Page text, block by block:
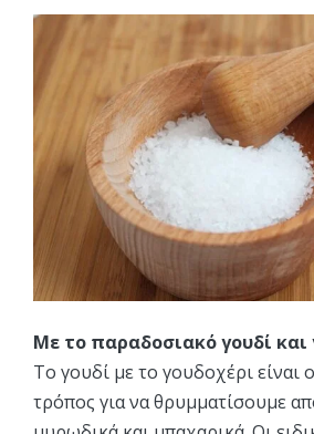
Με το παραδοσιακό γουδί και
Το γουδί με το γουδοχέρι είναι
τρόπος για να θρυμματίσουμε